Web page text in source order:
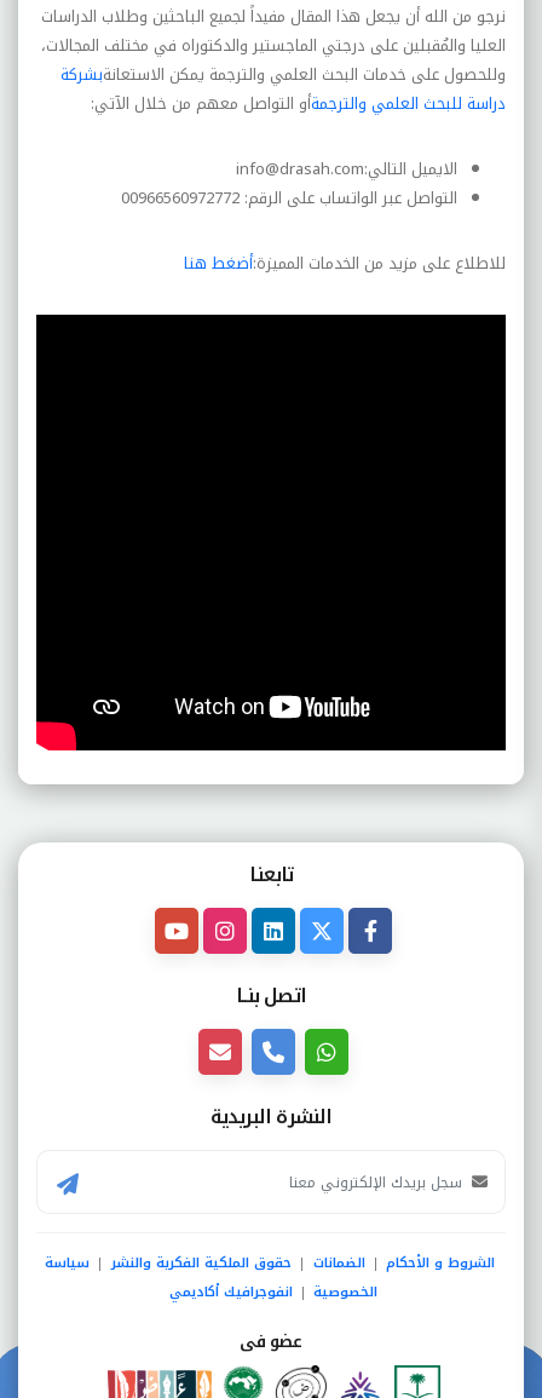
نرجو من الله أن يجعل هذا المقال مفيداً لجميع الباحثين وطلاب الدراسات
العليا والمُقبلين على درجتي الماجستير والدكتوراه في مختلف المجالات،
وللحصول على خدمات البحث العلمي والترجمة يمكن الاستعانةبشركة
دراسة للبحث العلمي والترجمةأو التواصل معهم من خلال الآتي:
الايميل التالي:info@drasah.com
التواصل عبر الواتساب على الرقم: 00966560972772
للاطلاع على مزيد من الخدمات المميزة:أضغط هنا
تابعنـا
اتصل بنــا
النشرة البريدية
الشروط و الأحكام | الضمانات | حقوق الملكية الفكرية والنشر | سياسة
الخصوصية | انفوجرافيك أكاديمي
عضو فى